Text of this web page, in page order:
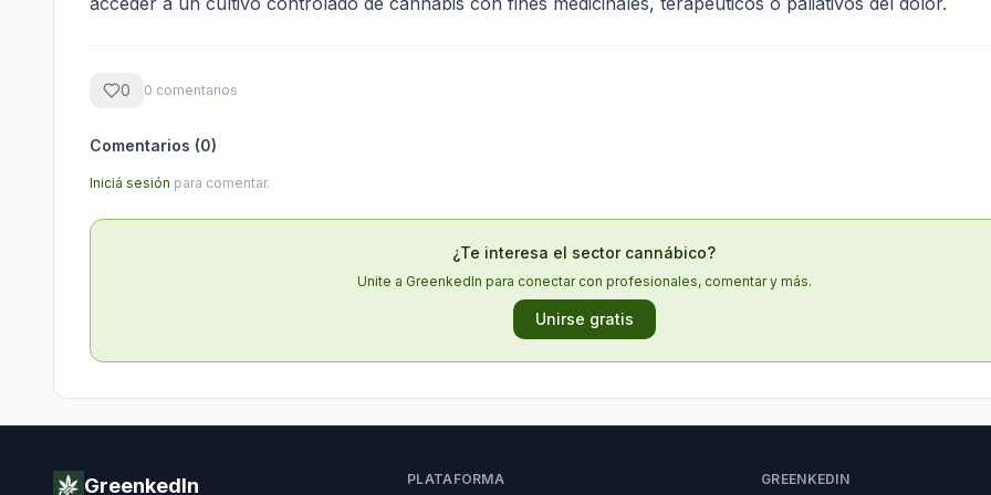
0 0 comentarios
Comentarios (0)
Iniciá sesión para comentar.
¿Te interesa el sector cannábico?
Unite a GreenkedIn para conectar con profesionales, comentar y más.
Unirse gratis
GreenkedIn PLATAFORMA GREENKEDIN